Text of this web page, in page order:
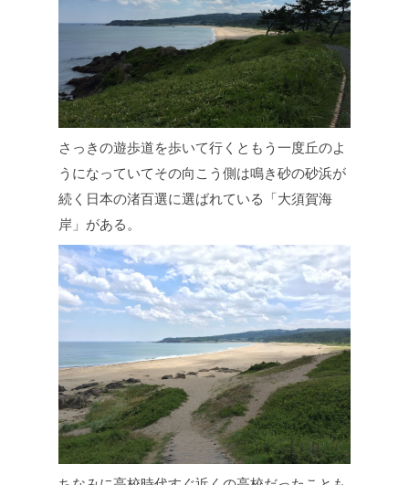
さっきの遊歩道を歩いて行くともう一度丘のよ
うになっていてその向こう側は鳴き砂の砂浜が
続く日本の渚百選に選ばれている「大須賀海
岸」がある。